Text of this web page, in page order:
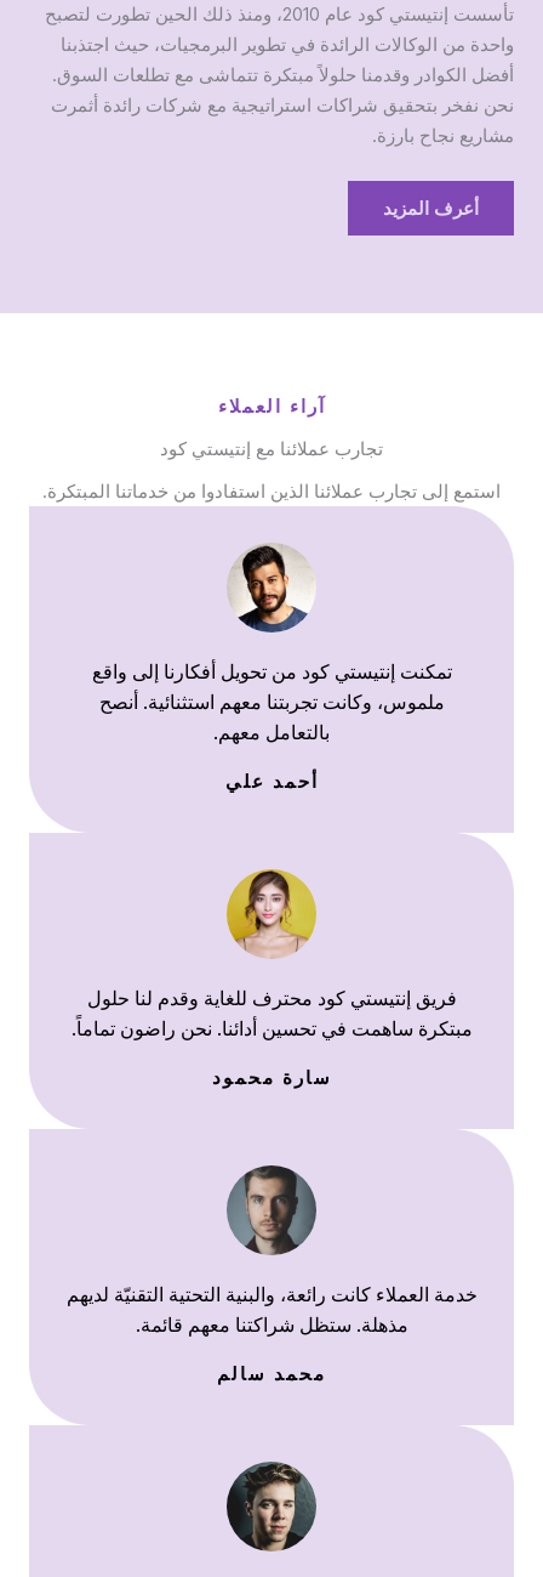
تأسست إنتيستي كود عام 2010، ومنذ ذلك الحين تطورت لتصبح
واحدة من الوكالات الرائدة في تطوير البرمجيات، حيث اجتذبنا
أفضل الكوادر وقدمنا حلولاً مبتكرة تتماشى مع تطلعات السوق.
نحن نفخر بتحقيق شراكات استراتيجية مع شركات رائدة أثمرت
مشاريع نجاح بارزة.
أعرف المزيد
آراء العملاء
تجارب عملائنا مع إنتيستي كود
استمع إلى تجارب عملائنا الذين استفادوا من خدماتنا المبتكرة.
تمكنت إنتيستي كود من تحويل أفكارنا إلى واقع
ملموس، وكانت تجربتنا معهم استثنائية. أنصح
بالتعامل معهم.
أحمد علي
فريق إنتيستي كود محترف للغاية وقدم لنا حلول
مبتكرة ساهمت في تحسين أدائنا. نحن راضون تماماً.
سارة محمود
خدمة العملاء كانت رائعة، والبنية التحتية التقنيّة لديهم
مذهلة. ستظل شراكتنا معهم قائمة.
محمد سالم